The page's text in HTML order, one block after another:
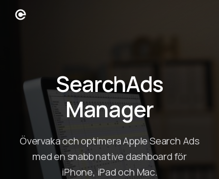
SearchAds
Manager
Övervaka och optimera Apple Search Ads
med en snabb native dashboard för
iPhone, iPad och Mac.